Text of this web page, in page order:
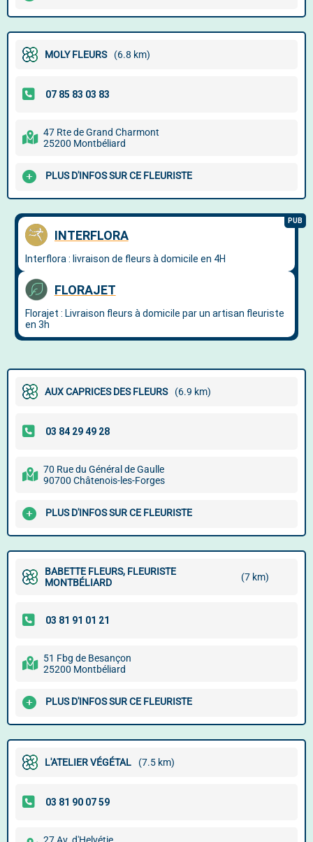
MOLY FLEURS (6.8 km)
47 Rte de Grand Charmont
25200 Montbéliard
PLUS D'INFOS SUR CE FLEURISTE
AUX CAPRICES DES FLEURS (6.9 km)
70 Rue du Général de Gaulle
90700 Châtenois-les-Forges
PLUS D'INFOS SUR CE FLEURISTE
BABETTE FLEURS, FLEURISTE
MONTBÉLIARD
(7 km)
51 Fbg de Besançon
25200 Montbéliard
PLUS D'INFOS SUR CE FLEURISTE
L'ATELIER VÉGÉTAL (7.5 km)